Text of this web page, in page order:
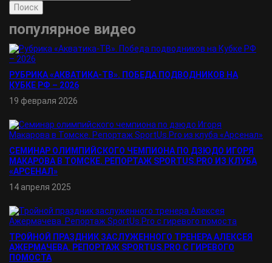
Поиск
популярное видео
РУБРИКА «АКВАТИКА-TВ». ПОБЕДА ПОДВОДНИКОВ НА
КУБКЕ РФ – 2026
19 февраля 2026
СЕМИНАР ОЛИМПИЙСКОГО ЧЕМПИОНА ПО ДЗЮДО ИГОРЯ
МАКАРОВА В ТОМСКЕ. РЕПОРТАЖ SPORTUS.PRO ИЗ КЛУБА
«АРСЕНАЛ»
14 апреля 2025
ТРОЙНОЙ ПРАЗДНИК ЗАСЛУЖЕННОГО ТРЕНЕРА АЛЕКСЕЯ
АЖЕРМАЧЕВА. РЕПОРТАЖ SPORTUS.PRO С ГИРЕВОГО
ПОМОСТА